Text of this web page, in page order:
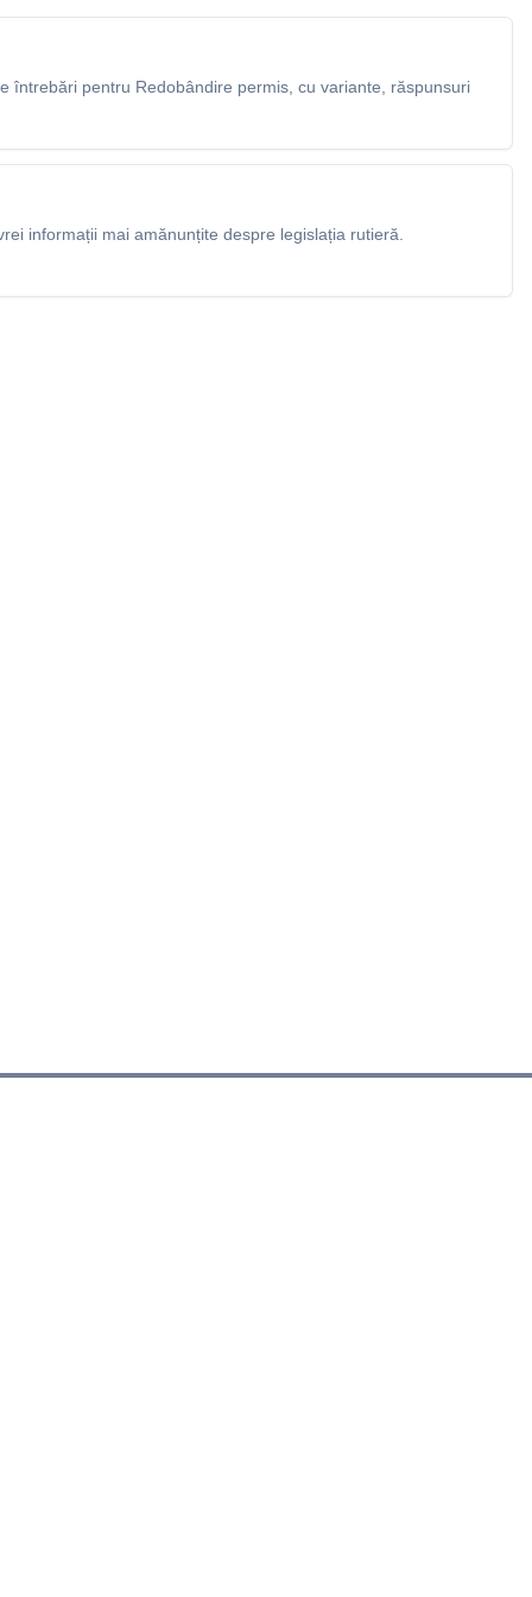
întrebări pentru Redobândire permis, cu variante, răspunsuri
informații mai amănunțite despre legislația rutieră.